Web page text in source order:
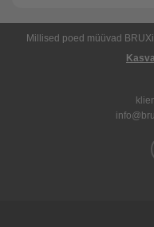
Millised poed müüvad